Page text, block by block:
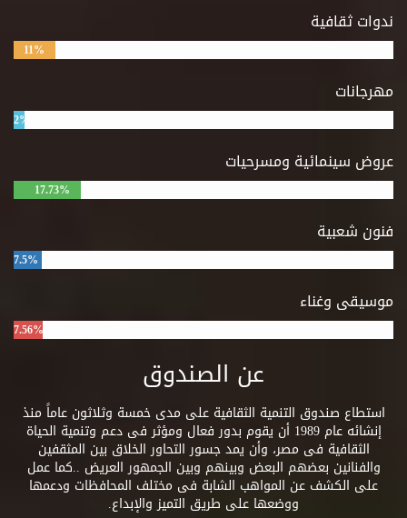
ندوات ثقافية
11%
مهرجانات
2%
عروض سينمائية ومسرحيات
17.73%
فنون شعبية
7.5%
موسيقى وغناء
7.56%
عن الصندوق
استطاع صندوق التنمية الثقافية على مدى خمسة وثلاثون عاماً منذ
إنشائه عام 1989 أن يقوم بدور فعال ومؤثر فى دعم وتنمية الحياة
الثقافية فى مصر، وأن يمد جسور التحاور الخلاق بين المثقفين
والفنانين بعضهم البعض وبينهم وبين الجمهور العريض ..كما عمل
على الكشف عن المواهب الشابة فى مختلف المحافظات ودعمها
ووضعها على طريق التميز والإبداع.